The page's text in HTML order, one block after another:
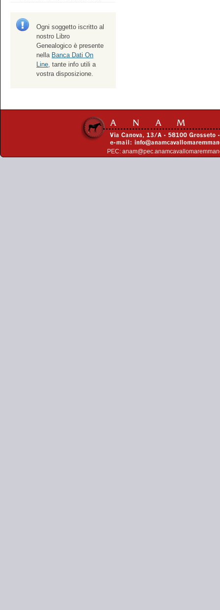
Ogni soggetto iscritto al
nostro Libro
Genealogico è presente
nella Banca Dati On
Line, tante info utili a
vostra disposizione.
PEC: